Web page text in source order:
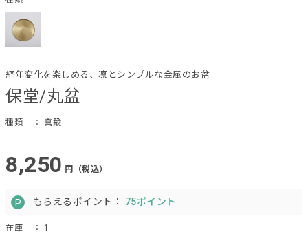
保堂/丸盆
経年変化を楽しめる、凛とシンプルな金属のお盆
種類 ： 真鍮
8,250 円（税込）
もらえるポイント： 75ポイント
在庫 ： 1